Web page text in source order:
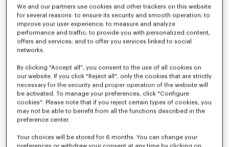
Mex$ 12,200.00
Mex$ 11,200.00
Novedad
We and our partners use cookies and other trackers on this website
for several reasons: to ensure its security and smooth operation; to
improve your user experience; to measure and analyze
performance and traffic; to provide you with personalized content,
offers and services; and to offer you services linked to social
networks.
By clicking "Accept all", you consent to the use of all cookies on
our website. If you click "Reject all", only the cookies that are strictly
necessary for the security and proper operation of the website will
be activated. To manage your preferences, click "Configure
cookies". Please note that if you reject certain types of cookies, you
may not be able to benefit from all the functions described in the
preference center.
Your choices will be stored for 6 months. You can change your
preferences or withdraw your consent at any time by clicking on